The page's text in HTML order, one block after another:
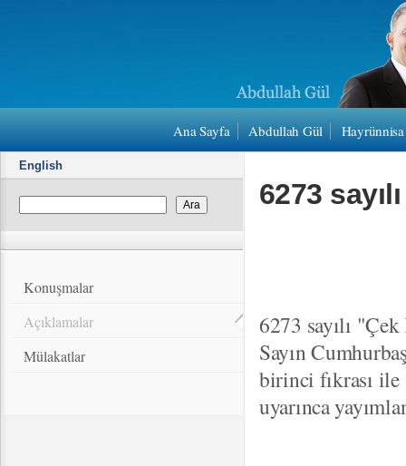
Ana Sayfa Abdullah Gül
English
Konuşmalar
Açıklamalar
Mülakatlar
6273
6273 sayılı
Sayın
birinci fıkrası
uyarınca